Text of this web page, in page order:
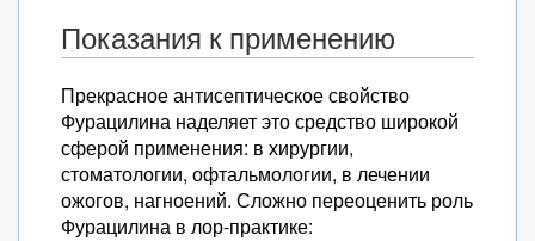
Показания к применению
Прекрасное антисептическое свойство
Фурацилина наделяет это средство широкой
сферой применения: в хирургии,
стоматологии, офтальмологии, в лечении
ожогов, нагноений. Сложно переоценить роль
Фурацилина в лор-практике: